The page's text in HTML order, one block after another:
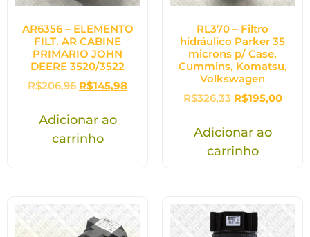
AR6356 – ELEMENTO
FILT. AR CABINE
PRIMARIO JOHN
DEERE 3520/3522
R$206,96 R$145,98
Adicionar ao
carrinho
RL370 – Filtro
hidráulico Parker 35
microns p/ Case,
Cummins, Komatsu,
Volkswagen
R$326,33 R$195,00
Adicionar ao
carrinho